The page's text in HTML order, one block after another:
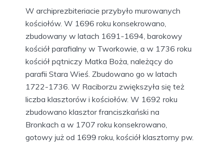
W archiprezbiteriacie przybyło murowanych
kościołów. W 1696 roku konsekrowano,
zbudowany w latach 1691-1694, barokowy
kościół parafialny w Tworkowie, a w 1736 roku
kościół pątniczy Matka Boża, należący do
parafii Stara Wieś. Zbudowano go w latach
1722-1736. W Raciborzu zwiększyła się też
liczba klasztorów i kościołów. W 1692 roku
zbudowano klasztor franciszkański na
Bronkach a w 1707 roku konsekrowano,
gotowy już od 1699 roku, kościół klasztorny pw.